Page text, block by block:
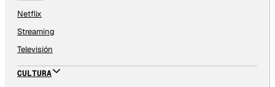
Netflix
Streaming
Televisión
CULTURA